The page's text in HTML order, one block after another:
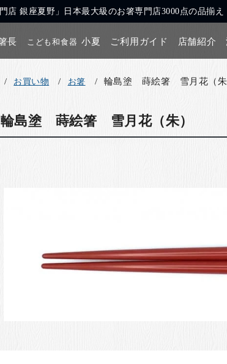
門店 銀座夏野」日本最大級のお箸専門店3000点の品揃え
長 こども和食器 小夏 ご利用ガイド 店舗紹介
お買い物 お箸 輪島塗 蒔絵箸 雪月花（朱
輪島塗 蒔絵箸 雪月花（朱）